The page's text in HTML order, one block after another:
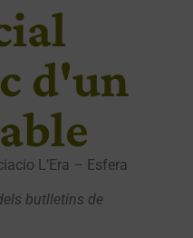
d'un
L’Era – Esfera
butlletins de